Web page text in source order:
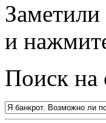
и
Поиск на